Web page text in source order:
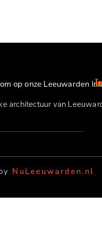
op onze Leeuwarden
architectuur van
NuLeeuwarden.nl